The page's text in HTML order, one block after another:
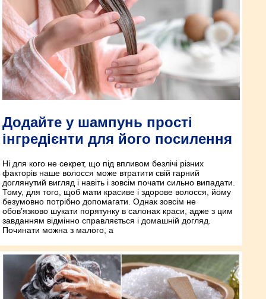
Додайте у шампунь прості
інгредієнти для його посилення
Ні для кого не секрет, що під впливом безлічі різних
факторів наше волосся може втратити свій гарний
доглянутий вигляд і навіть і зовсім почати сильно випадати.
Тому, для того, щоб мати красиве і здорове волосся, йому
безумовно потрібно допомагати. Однак зовсім не
обов’язково шукати порятунку в салонах краси, адже з цим
завданням відмінно справляється і домашній догляд.
Починати можна з малого, а